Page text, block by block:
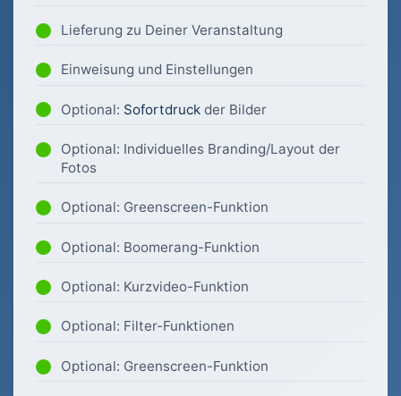
Lieferung zu Deiner Veranstaltung
Einweisung und Einstellungen
Optional: Sofortdruck der Bilder
Optional: Individuelles Branding/Layout der
Fotos
Optional: Greenscreen-Funktion
Optional: Boomerang-Funktion
Optional: Kurzvideo-Funktion
Optional: Filter-Funktionen
Optional: Greenscreen-Funktion